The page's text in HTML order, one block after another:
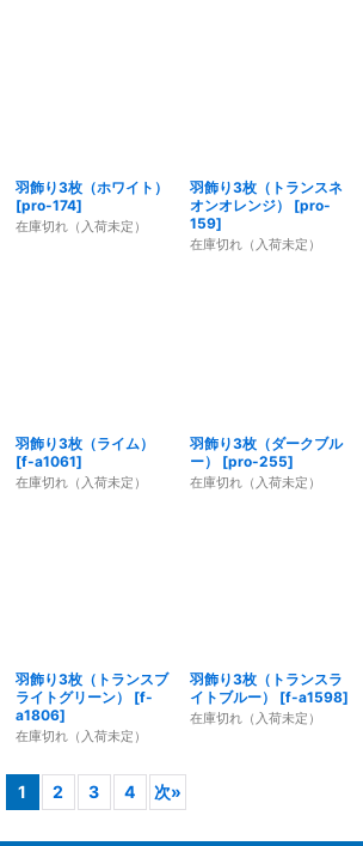
羽飾り3枚（ホワイト）
[pro-174]
在庫切れ（入荷未定）
羽飾り3枚（トランスネ
オンオレンジ）
[pro-
159]
在庫切れ（入荷未定）
羽飾り3枚（ライム）
[f-a1061]
在庫切れ（入荷未定）
羽飾り3枚（ダークブル
ー）
[pro-255]
在庫切れ（入荷未定）
羽飾り3枚（トランスブ
ライトグリーン）
[f-
a1806]
在庫切れ（入荷未定）
羽飾り3枚（トランスラ
イトブルー）
[f-a1598]
在庫切れ（入荷未定）
1 2 3 4 次»